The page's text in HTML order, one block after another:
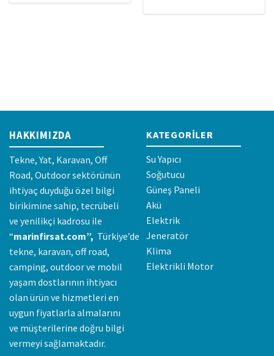
HAKKIMIZDA
Tekne, Yat, Karavan, Off
Road, Outdoor sektörünün
ihtiyaç duyduğu özel bilgi
birikimine sahip, tecrübeli
ve yenilikçi kadrosu ile
“marinfirsat.com”, Türkiye’de
tekne, karavan, off road,
camping, outdoor ve mobil
yaşam dostlarının ihtiyacı
olan ürün ve hizmetleri en
uygun fiyatlarla almalarını
ve müşterilerine doğru bilgi
vermeyi sağlamaktadır.
KATEGORILER
Su Yapıcı
Soğutucu
Güneş Paneli
Akü
Elektrik
Jeneratör
Klima
Elektrikli Motor